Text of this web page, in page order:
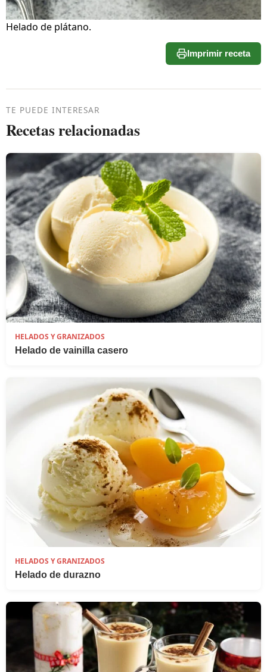
Helado de plátano.
Imprimir receta
TE PUEDE INTERESAR
Recetas relacionadas
HELADOS Y GRANIZADOS
Helado de vainilla casero
HELADOS Y GRANIZADOS
Helado de durazno